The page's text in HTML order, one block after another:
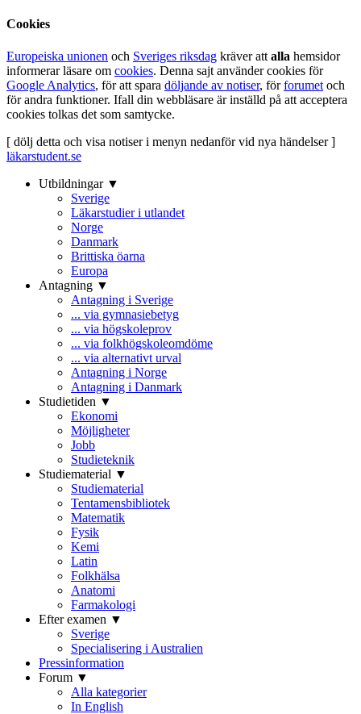
Cookies
Europeiska unionen och Sveriges riksdag kräver att alla hemsidor
informerar läsare om cookies. Denna sajt använder cookies för
Google Analytics, för att spara döljande av notiser, förforumet och
för andra funktioner. Ifall din webbläsare är inställd på att acceptera
cookies tolkas det som samtycke.
[ dölj detta och visa notiser i menyn nedanför vid nya händelser ]
läkarstudent.se
Utbildningar ▼
Sverige
Läkarstudier i utlandet
Norge
Danmark
Brittiska öarna
Europa
Antagning ▼
Antagning i Sverige
... via gymnasiebetyg
... via högskoleprov
... via folkhögskoleomdöme
... via alternativt urval
Antagning i Norge
Antagning i Danmark
Studietiden ▼
Ekonomi
Möjligheter
Jobb
Studieteknik
Studiematerial ▼
Studiematerial
Tentamensbibliotek
Matematik
Fysik
Kemi
Latin
Folkhälsa
Anatomi
Farmakologi
Efter examen ▼
Sverige
Specialisering i Australien
Pressinformation
Forum ▼
Alla kategorier
In English